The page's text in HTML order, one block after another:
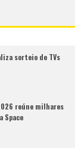
sorteio de TVs
reúne milhares
Space